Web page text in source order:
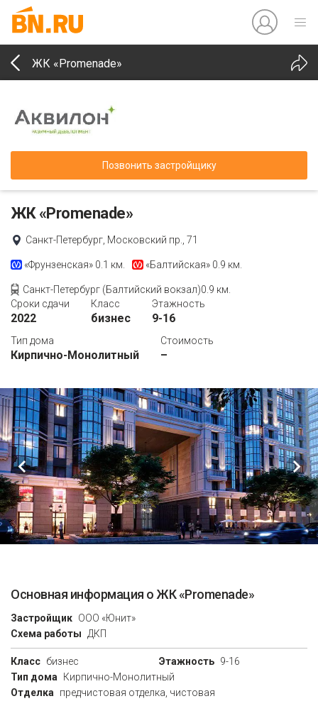
ЖК «Promenade»
Позвонить застройщику
ЖК «Promenade»
Санкт-Петербург, Московский пр., 71
«Фрунзенская» 0.1 км. «Балтийская» 0.9 км.
Санкт-Петербург (Балтийский вокзал)0.9 км.
Сроки сдачи
2022
Класс
бизнес
Этажность
9-16
Тип дома
Кирпично-Монолитный
Стоимость
–
Основная информация о ЖК «Promenade»
Застройщик ООО «Юнит»
Схема работы
ДКП
Класс бизнес Этажность 9-16
Тип дома
Кирпично-Монолитный
Отделка
предчистовая отделка, чистовая